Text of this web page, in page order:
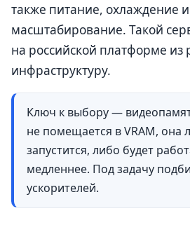
также питание, охлаждение и
масштабирование. Такой
на российской платформе из
инфраструктуру.
Ключ к выбору —
не помещается в VRAM, она
запустится, либо будет
медленнее. Под задачу
ускорителей.